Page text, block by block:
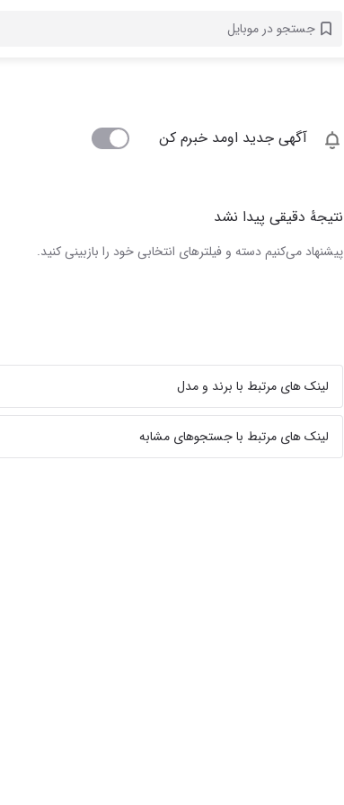
آگهی جدید اومد خبرم کن
نتیجهٔ دقیقی پیدا نشد
پیشنهاد می‌کنیم دسته و فیلترهای انتخابی خود را بازبینی کنید.
لینک های مرتبط با برند و مدل
لینک های مرتبط با جستجوهای مشابه